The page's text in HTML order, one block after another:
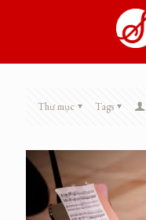
Thư mục Tags